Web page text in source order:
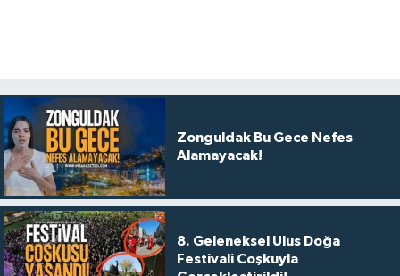
Zonguldak Bu Gece Nefes
Alamayacak!
8. Geleneksel Ulus Doğa
Festivali Coşkuyla